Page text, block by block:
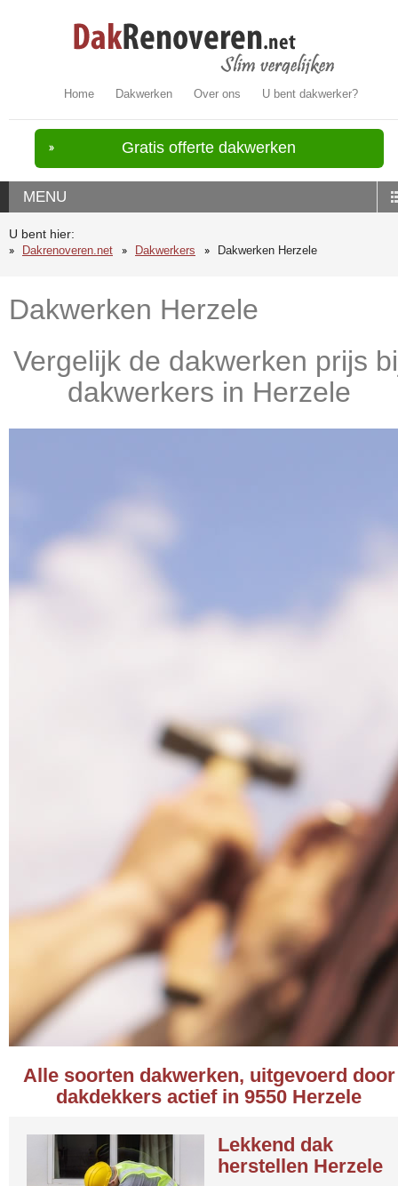
Home Dakwerken Over ons U bent dakwerker?
Gratis offerte dakwerken
MENU
U bent hier:
Dakrenoveren.net
Dakwerkers Dakwerken Herzele
Dakwerken Herzele
Vergelijk de dakwerken prijs
dakwerkers in Herzele
Alle soorten dakwerken, uitgevoerd door
dakdekkers actief in 9550 Herzele
Lekkend dak
herstellen Herzele